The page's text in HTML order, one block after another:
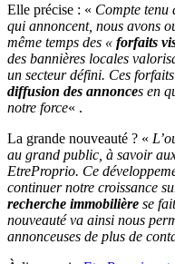
Elle précise : « Compte tenu
qui annoncent, nous avons
même temps des « forfaits
des bannières locales
un secteur défini. Ces
diffusion des annonces en
notre force« .
La grande nouveauté ? «
au grand public, à savoir
EtreProprio. Ce
continuer notre croissance
recherche immobilière se
nouveauté va ainsi nous
annonceuses de plus de